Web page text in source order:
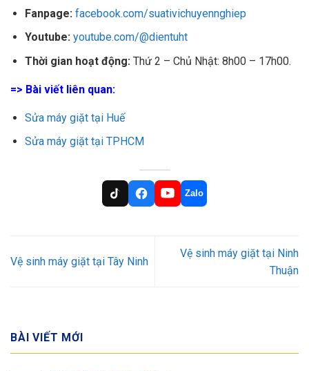
Fanpage: facebook.com/suativichuyennghiep
Youtube: youtube.com/@dientuht
Thời gian hoạt động: Thứ 2 – Chủ Nhật: 8h00 – 17h00.
=> Bài viết liên quan:
Sửa máy giặt tại Huế
Sửa máy giặt tại TPHCM
Zalo
Vệ sinh máy giặt tại Tây Ninh
Vệ sinh máy giặt tại Ninh
Thuận
BÀI VIẾT MỚI